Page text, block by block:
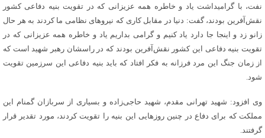
نفت، با گرامیداشت یاد و خاطره همه عزیزانی که در تقویت بنیه دفاعی کشور
نقش‌آفرین بودند، گفت: دنیا در مقابل کاری که نیروهای نظامی ما کردند به هر حال
زانو زد و اینجا جا دارد یاد کنیم و گرامی بداریم یاد و خاطره همه عزیزانی که در
تقویت بنیه دفاعی این کشور نقش‌آفرین بودند که در راسشان رهبر شهید است که
از زمان جنگ این مرد فرزانه به فکر افتاد که باید بنیه دفاعی این سرزمین تقویت
شود.
وی افزود: شهید تهرانی مقدم، شهید حاجی‌زاده و بسیاری از سربازان گمنام این
مملکت که برای دفاع در چنین روزهایی این بنیه را تقویت کردند، مورد تقدیر قرار
گرفتند.